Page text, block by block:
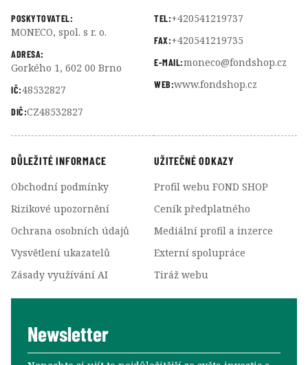
POSKYTOVATEL:
MONECO, spol. s r. o.
ADRESA:
Gorkého 1, 602 00 Brno
IČ:48532827
DIČ:CZ48532827
TEL:+420541219737
FAX:+420541219735
E-MAIL:moneco@fondshop.cz
WEB:www.fondshop.cz
DŮLEŽITÉ INFORMACE
Obchodní podmínky
Rizikové upozornění
Ochrana osobních údajů
Vysvětlení ukazatelů
Zásady využívání AI
UŽITEČNÉ ODKAZY
Profil webu FOND SHOP
Ceník předplatného
Mediální profil a inzerce
Externí spolupráce
Tiráž webu
Newsletter